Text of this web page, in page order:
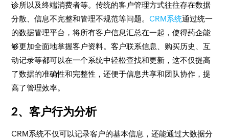
诊所以及终端消费者等。传统的客户管理方式往往存在数据
分散、信息不完整和管理不规范等问题。CRM系统通过统一
的数据管理平台，将所有客户信息汇总在一起，使得药企能
够更加全面地掌握客户资料。客户联系信息、购买历史、互
动记录等都可以在一个系统中轻松查找和更新，这不仅提高
了数据的准确性和完整性，还便于信息共享和团队协作，提
高了管理效率。
2、客户行为分析
CRM系统不仅可以记录客户的基本信息，还能通过大数据分